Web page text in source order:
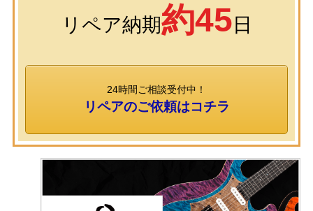
リペア納期約45 日
24時間ご相談受付中！
リペアのご依頼はコチラ